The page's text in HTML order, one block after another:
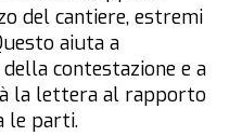
del cantiere, estremi
aiuta a
contestazione e a
la lettera al rapporto
le parti.